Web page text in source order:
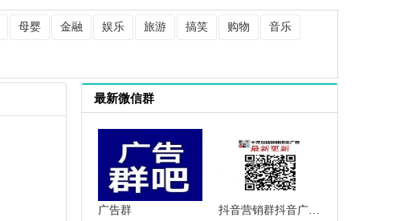
母婴 金融 娱乐 旅游 搞笑 购物 音乐
最新微信群
广告群 抖音营销群抖音广告群抖音推广群抖音人脉群微信群二维码大全